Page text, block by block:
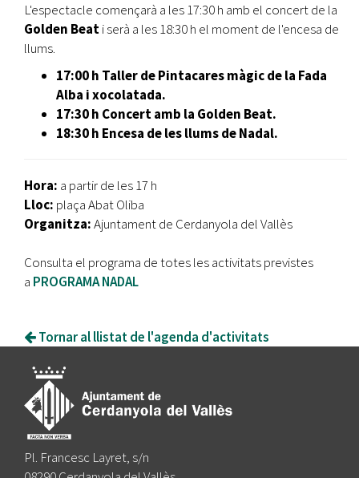
L'espectacle començarà a les 17:30 h amb el concert de la
Golden Beati serà a les 18:30 h el moment de l'encesa de
llums.
17:00 h Taller de Pintacares màgic de la Fada
Alba i xocolatada.
17:30 h Concert amb la Golden Beat.
18:30 h Encesa de les llums de Nadal.
Hora: a partir de les 17 h
Lloc: plaça Abat Oliba
Organitza:Ajuntament de Cerdanyola del Vallès
Consulta el programa de totes les activitats previstes
a PROGRAMA NADAL
Tornar al llistat de l'agenda d'activitats
Pl. Francesc Layret, s/n